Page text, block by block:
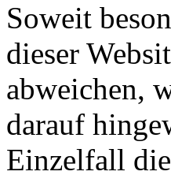
Soweit
dieser
abweichen,
darauf
Einzelfall